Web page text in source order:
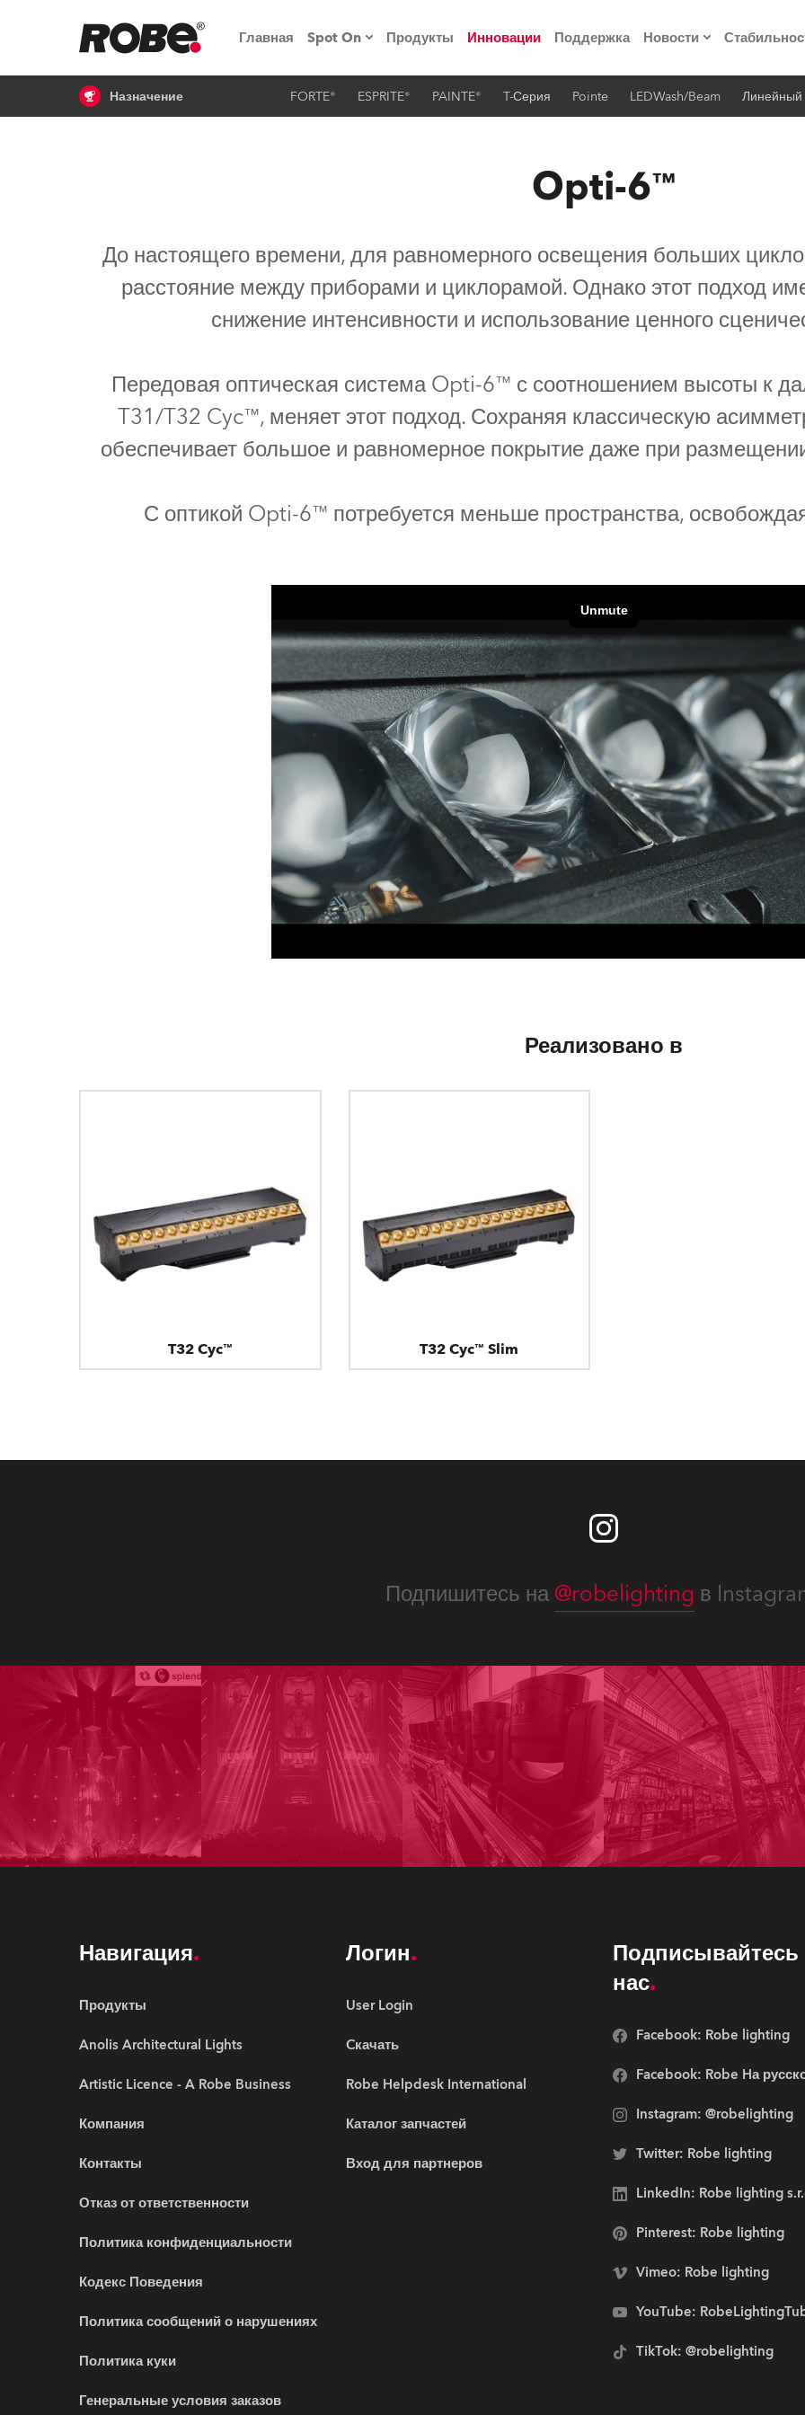
Главная Spot On
Мероприятия
Robe On The Road
Robe на площадке
ProMotion Lighting
Robe Maritime
Продукты Инновации Поддержка Новости
Пресс-релизы
Назначение FORTE® ESPRITE® PAINTE® T-Серия Pointe LEDWash/Beam Линейный
Opti-6™
До настоящего времени, для равномерного освещения больших
расстояние между приборами и циклорамой. Однако этот подход
снижение интенсивности и использование ценного
Передовая оптическая система Opti-6™ с соотношением высоты к
T31/T32 Cyc™, меняет этот подход. Сохраняя классическую
обеспечивает большое и равномерное покрытие даже при
С оптикой Opti-6™ потребуется меньше пространства,
Реализовано в
T32 Cyc™ T32 Cyc™ Slim
Подпишитесь на @robelighting в
Навигация
Продукты
Anolis Architectural Lights
Artistic Licence - A Robe Business
Компания
Контакты
Отказ от ответственности
Политика конфиденциальности
Кодекс Поведения
Политика сообщений о нарушениях
Политика куки
Генеральные условия заказов
Логин
User Login
Cкачать
Robe Helpdesk International
Каталог запчастей
Вход для партнеров
Подписывайтесь
нас
Facebook: Robe lighting
Facebook: Robe Hа
Instagram: @robelighting
Twitter: Robe lighting
LinkedIn: Robe lighting
Pinterest: Robe lighting
Vimeo: Robe lighting
YouTube:
TikTok: @robelighting